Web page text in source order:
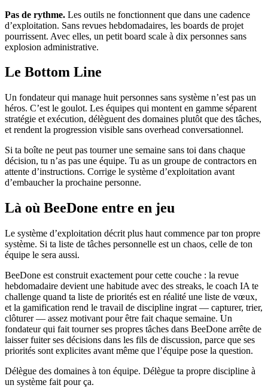
Pas de rythme. Les outils ne fonctionnent que dans une cadence
d’exploitation. Sans revues hebdomadaires, les boards de projet
pourrissent. Avec elles, un petit board scale à dix personnes sans
explosion administrative.
Le Bottom Line
Un fondateur qui manage huit personnes sans système n’est pas un
héros. C’est le goulot. Les équipes qui montent en gamme séparent
stratégie et exécution, délèguent des domaines plutôt que des tâches,
et rendent la progression visible sans overhead conversationnel.
Si ta boîte ne peut pas tourner une semaine sans toi dans chaque
décision, tu n’as pas une équipe. Tu as un groupe de contractors en
attente d’instructions. Corrige le système d’exploitation avant
d’embaucher la prochaine personne.
Là où BeeDone entre en jeu
Le système d’exploitation décrit plus haut commence par ton propre
système. Si ta liste de tâches personnelle est un chaos, celle de ton
équipe le sera aussi.
BeeDone est construit exactement pour cette couche : la revue
hebdomadaire devient une habitude avec des streaks, le coach IA te
challenge quand ta liste de priorités est en réalité une liste de vœux,
et la gamification rend le travail de discipline ingrat — capturer, trier,
clôturer — assez motivant pour être fait chaque semaine. Un
fondateur qui fait tourner ses propres tâches dans BeeDone arrête de
laisser fuiter ses décisions dans les fils de discussion, parce que ses
priorités sont explicites avant même que l’équipe pose la question.
Délègue des domaines à ton équipe. Délègue ta propre discipline à
un système fait pour ça.